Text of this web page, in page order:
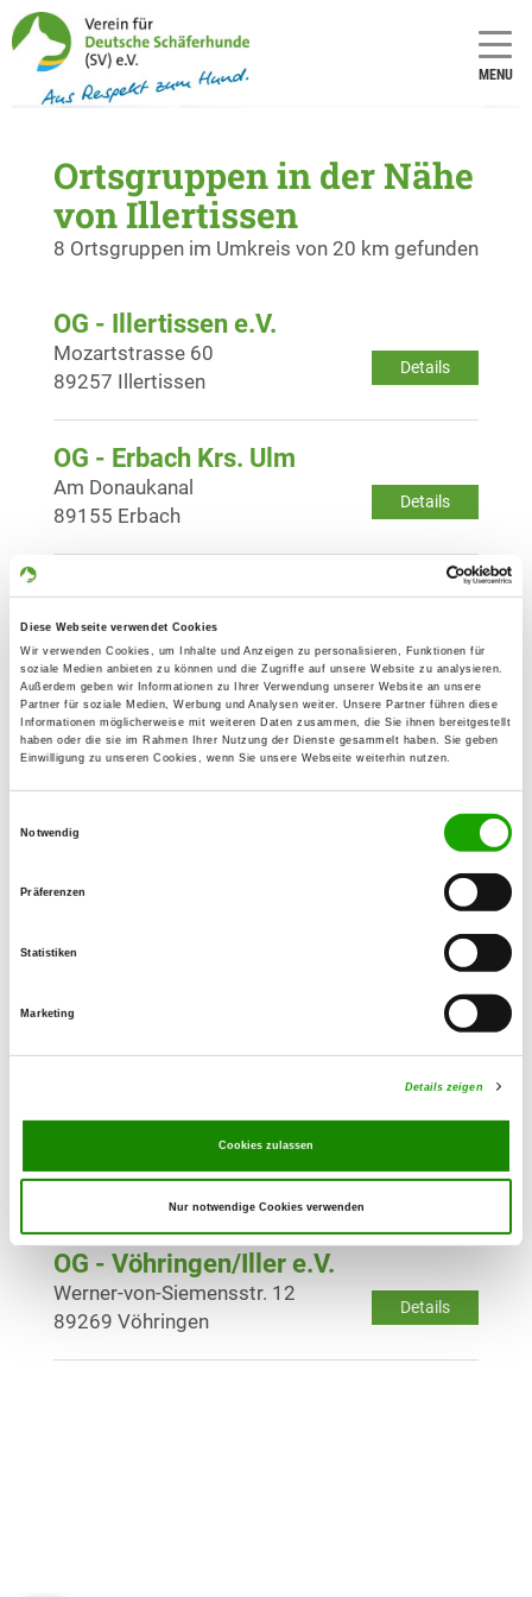
Diese Webseite verwendet Cookies
Wir verwenden Cookies, um Inhalte und Anzeigen zu personalisieren, Funktionen für
soziale Medien anbieten zu können und die Zugriffe auf unsere Website zu analysieren.
Außerdem geben wir Informationen zu Ihrer Verwendung unserer Website an unsere
Partner für soziale Medien, Werbung und Analysen weiter. Unsere Partner führen diese
Informationen möglicherweise mit weiteren Daten zusammen, die Sie ihnen bereitgestellt
haben oder die sie im Rahmen Ihrer Nutzung der Dienste gesammelt haben. Sie geben
Einwilligung zu unseren Cookies, wenn Sie unsere Webseite weiterhin nutzen.
Notwendig
Präferenzen
Statistiken
Marketing
Details zeigen
Cookies zulassen
Nur notwendige Cookies verwenden
MENU
Ortsgruppen in der Nähe
von Illertissen
8 Ortsgruppen im Umkreis von 20 km gefunden
OG - Illertissen e.V.
Details
Mozartstrasse 60
89257 Illertissen
OG - Erbach Krs. Ulm
Details
Am Donaukanal
89155 Erbach
OG - Laupheim e.V.
Neue Welt 10
88471 Laupheim
OG - Ulm/Neu-Ulm gegr. 1910 e.V.
Muthenhölzle 25
Details
Ulmer Str. 28
89284 Pfaffenhofen-Kadeltshofen
OG - Senden/Bay.
Details
89250 Senden
OG - Vöhringen/Iller e.V.
Details
Werner-von-Siemensstr. 12
89269 Vöhringen